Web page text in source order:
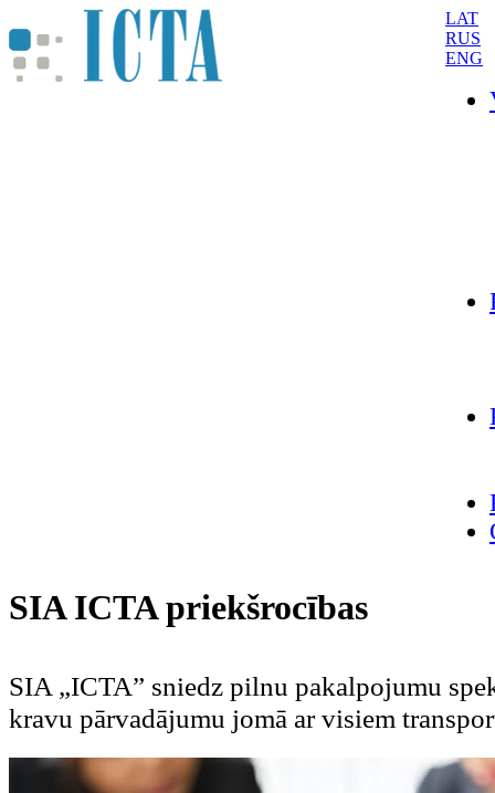
LAT
RUS
ENG
SIA ICTA priekšrocības
SIA „ICTA” sniedz pilnu pakalpojumu
kravu pārvadājumu jomā ar visiem